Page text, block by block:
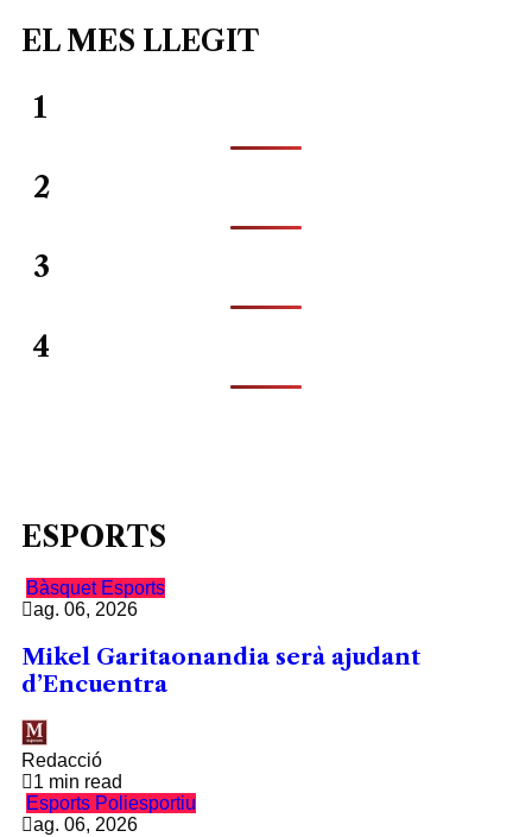
EL MES LLEGIT
1
2
3
4
ESPORTS
Bàsquet Esports
ag. 06, 2026
Mikel Garitaonandia serà ajudant
d’Encuentra
Redacció
1 min read
Esports Poliesportiu
ag. 06, 2026